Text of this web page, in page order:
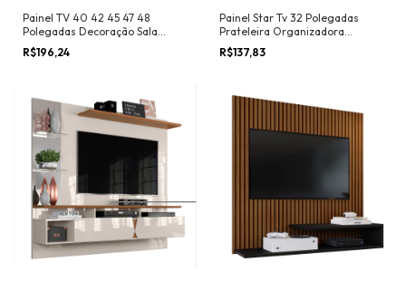
Painel TV 40 42 45 47 48
Polegadas Decoração Sala
Quarto Estante Dubai Suspensa
Nicho Organizador Prateleira
R$196,24
Painel Star Tv 32 Polegadas
Prateleira Organizadora
Decoração Versátil Sala Estar
Jantar Quarto Recepção 90x90
R$137,83